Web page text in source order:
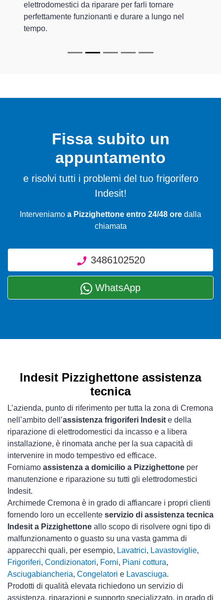
elettrodomestici da riparare per farli tornare
perfettamente funzionanti e durare a lungo nel
tempo.
Fissa subito un
appuntamento
e risolvi tutti i problemi del tuo frigorifero
Indesit!
Interveniamo a Pizzighettone entro 24/48 ore dalla
chiamata
3486102520
WhatsApp
Indesit Pizzighettone assistenza
tecnica
L’azienda, punto di riferimento per tutta la zona di Cremona
nell’ambito dell’assistenza frigoriferi Indesit e della
riparazione di elettrodomestici da incasso e a libera
installazione, è rinomata anche per la sua capacità di
intervenire in modo tempestivo ed efficace.
Forniamo assistenza a domicilio a Pizzighettone per
manutenzione e riparazione su tutti gli elettrodomestici
Indesit.
Archimede Cremona è in grado di affiancare i propri clienti
fornendo loro un eccellente servizio di assistenza tecnica
Indesit a Pizzighettone allo scopo di risolvere ogni tipo di
malfunzionamento o guasto su una vasta gamma di
apparecchi quali, per esempio, Lavatrici, Lavastoviglie,
Frigoriferi, Condizionatori, Forni, Piani cottura,
Asciugabiancheria, Congelatori e Lavasciuga.
Prodotti di qualità elevata richiedono un servizio di
assistenza, riparazioni e supporto specializzato, in grado di